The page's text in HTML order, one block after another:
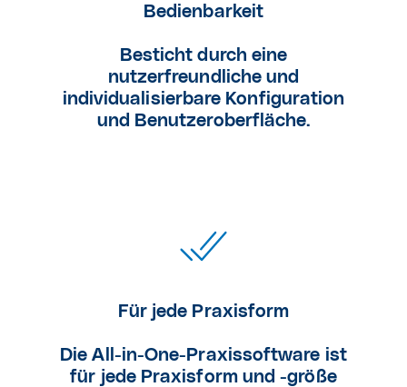
Bedienbarkeit
Besticht durch eine
nutzerfreundliche und
individualisierbare Konfiguration
und Benutzeroberfläche.
Für jede Praxisform
Die All-in-One-Praxissoftware ist
für jede Praxisform und -größe